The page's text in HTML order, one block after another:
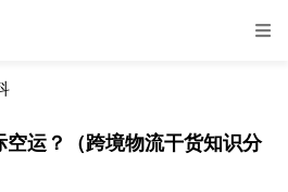
讯
空运？（跨境物流干货知识分